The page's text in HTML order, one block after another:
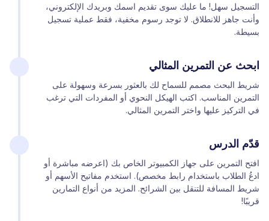
التسجيل سهل! ما عليك سوى تقديم اسمك وبريدك الإلكتروني،
وأنت جاهز للانطلاق. لا توجد رسوم مخفية، فقط عملية تسجيل
بسيطة.
ابحث عن التمرين المثالي
شريط البحث مصمم للسماح لك بالعثور بسرعة وسهولة على
التمرين المناسب. اكتب الهيكل النحوي أو المفردات التي ترغب
في التركيز عليها واختر التمرين المثالي.
قدّم الدرس
افتح التمرين على جهاز الكمبيوتر الخاص بك (اعرضه مباشرة أو
ادعُ الطلاب باستخدام رابط مخصص). استخدم مفاتيح الأسهم أو
شريط المسافة للتنقل بين الشرائح. المزيد من أنواع التمارين
قريبًا!